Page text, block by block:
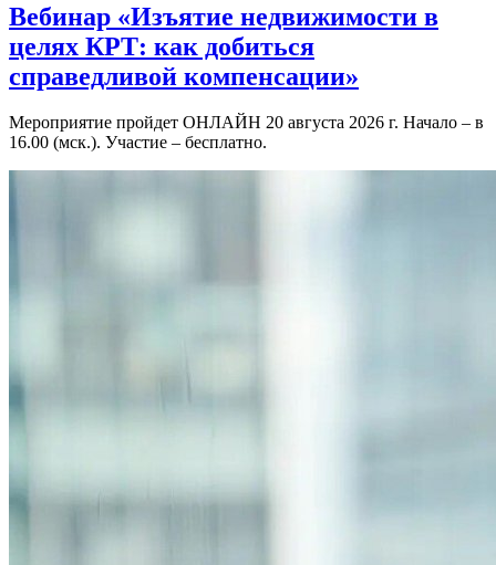
Вебинар «Изъятие недвижимости в
целях КРТ: как добиться
справедливой компенсации»
Мероприятие пройдет ОНЛАЙН 20 августа 2026 г. Начало – в
16.00 (мск.). Участие – бесплатно.